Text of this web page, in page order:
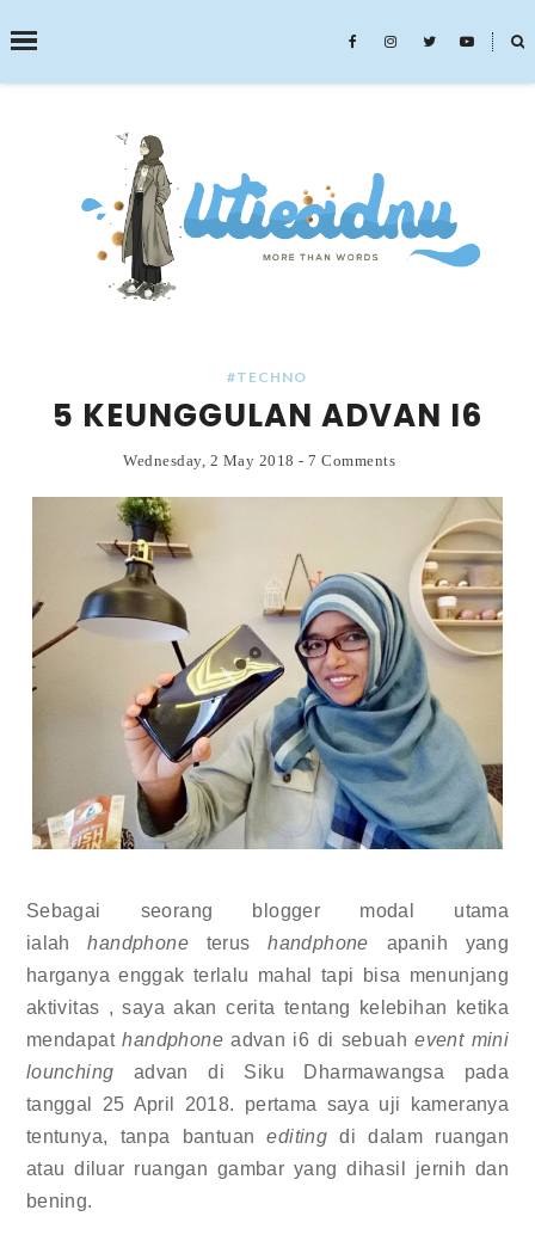
˟
SEARCH THIS BLOG
#TECHNO
5 KEUNGGULAN ADVAN I6
Wednesday, 2 May 2018-7 Comments
Sebagai seorang blogger modal utama
ialahhandphone terushandphone apanih yang
harganya enggak terlalu mahal tapi bisa menunjang
aktivitas , saya akan cerita tentang kelebihan ketika
mendapathandphoneadvan i6 di sebuah event mini
lounching advan di Siku Dharmawangsa pada
tanggal 25 April 2018. pertama saya uji kameranya
tentunya, tanpa bantuanediting di dalam ruangan
atau diluar ruangan gambar yang dihasil jernih dan
bening.